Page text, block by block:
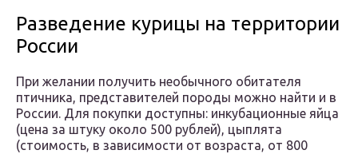
Разведение курицы на территории
России
При желании получить необычного обитателя
птичника, представителей породы можно найти и в
России. Для покупки доступны: инкубационные яйца
(цена за штуку около 500 рублей), цыплята
(стоимость, в зависимости от возраста, от 800